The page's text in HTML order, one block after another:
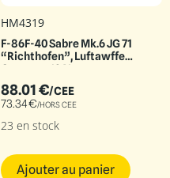
HM4319
F-86F-40 Sabre Mk.6 JG 71
“Richthofen”, Luftawffe
Germany 1961
88.01€/CEE
73.34€/HORS CEE
23 en stock
Ajouter au panier